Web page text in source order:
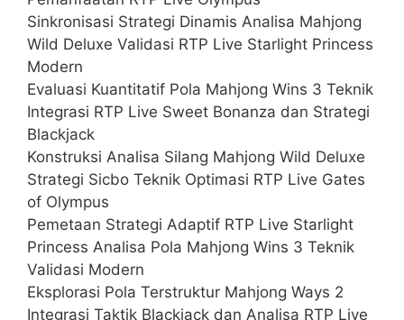
Sinkronisasi Strategi Dinamis Analisa Mahjong
Wild Deluxe Validasi RTP Live Starlight Princess
Modern
Evaluasi Kuantitatif Pola Mahjong Wins 3 Teknik
Integrasi RTP Live Sweet Bonanza dan Strategi
Blackjack
Konstruksi Analisa Silang Mahjong Wild Deluxe
Strategi Sicbo Teknik Optimasi RTP Live Gates
of Olympus
Pemetaan Strategi Adaptif RTP Live Starlight
Princess Analisa Pola Mahjong Wins 3 Teknik
Validasi Modern
Eksplorasi Pola Terstruktur Mahjong Ways 2
Integrasi Taktik Blackjack dan Analisa RTP Live